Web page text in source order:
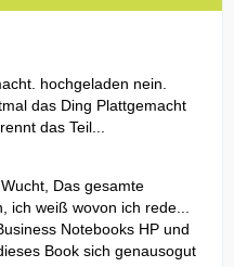
hochgeladen nein.
das Ding Plattgemacht
das Teil...
Das gesamte
ich weiß wovon ich rede...
Notebooks HP und
Book sich genausogut